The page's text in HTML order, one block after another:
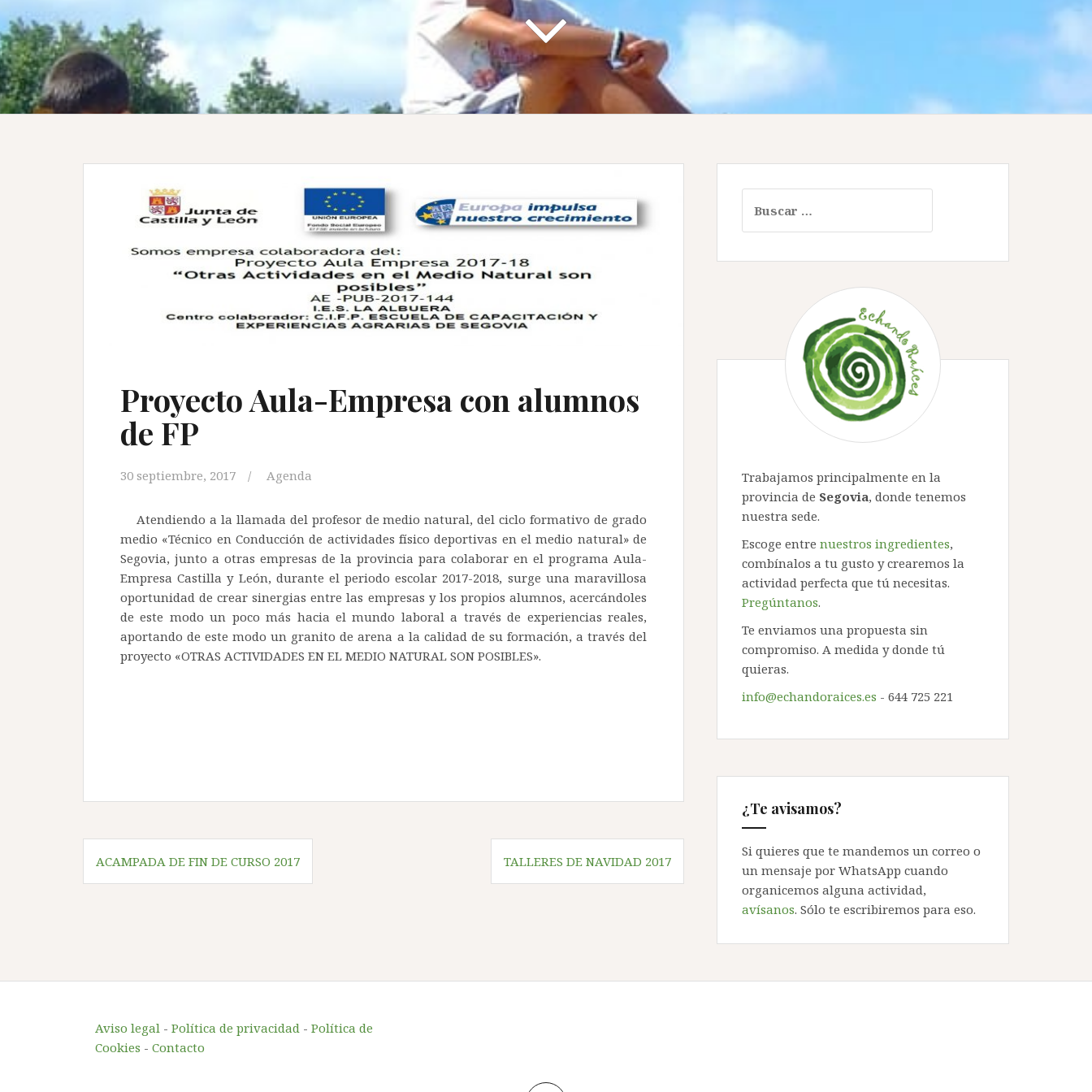
Proyecto Aula-Empresa con alumnos
de FP
30 septiembre, 2017 Agenda
Atendiendo a la llamada del profesor de medio natural, del ciclo formativo de grado
medio «Técnico en Conducción de actividades físico deportivas en el medio natural» de
Segovia, junto a otras empresas de la provincia para colaborar en el programa Aula-
Empresa Castilla y León, durante el periodo escolar 2017-2018, surge una maravillosa
oportunidad de crear sinergias entre las empresas y los propios alumnos, acercándoles
de este modo un poco más hacia el mundo laboral a través de experiencias reales,
aportando de este modo un granito de arena a la calidad de su formación, a través del
proyecto «OTRAS ACTIVIDADES EN EL MEDIO NATURAL SON POSIBLES».
Navegación
deACAMPADA DE FIN DE CURSO 2017 TALLERES DE NAVIDAD 2017
Trabajamos principalmente en la
provincia de Segovia, donde tenemos
nuestra sede.
Escoge entre nuestros ingredientes,
combínalos a tu gusto y crearemos la
actividad perfecta que tú necesitas.
Pregúntanos.
Te enviamos una propuesta sin
compromiso. A medida y donde tú
quieras.
info@echandoraices.es - 644 725 221
¿Te avisamos?
Si quieres que te mandemos un correo o
un mensaje por WhatsApp cuando
organicemos alguna actividad,
avísanos. Sólo te escribiremos para eso.
Aviso legal - Política de privacidad - Política de
Cookies - Contacto